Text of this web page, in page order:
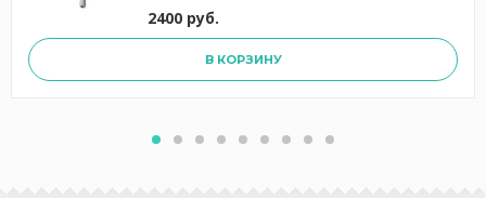
2400 руб.
В КОРЗИНУ